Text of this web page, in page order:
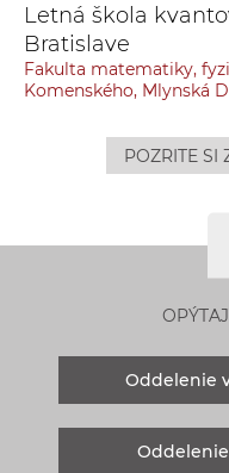
Letná škola
Bratislave
Fakulta matematiky,
Komenského, Mlynská
POZRITE SI
Oddelenie